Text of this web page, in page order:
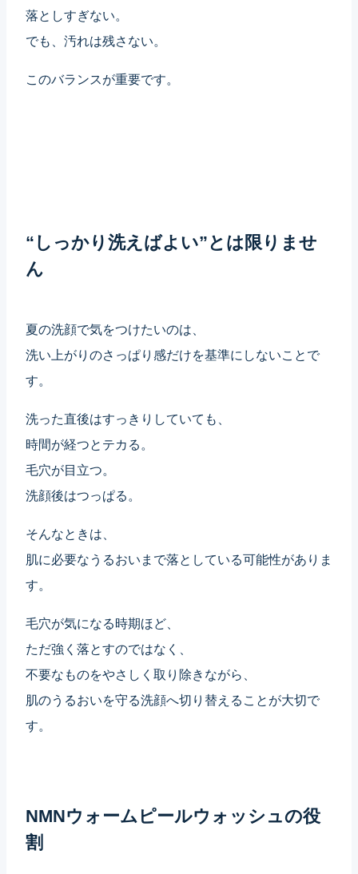
落としすぎない。
でも、汚れは残さない。
このバランスが重要です。
“しっかり洗えばよい”とは限りませ
ん
夏の洗顔で気をつけたいのは、
洗い上がりのさっぱり感だけを基準にしないことで
す。
洗った直後はすっきりしていても、
時間が経つとテカる。
毛穴が目立つ。
洗顔後はつっぱる。
そんなときは、
肌に必要なうるおいまで落としている可能性がありま
す。
毛穴が気になる時期ほど、
ただ強く落とすのではなく、
不要なものをやさしく取り除きながら、
肌のうるおいを守る洗顔へ切り替えることが大切で
す。
NMNウォームピールウォッシュの役
割